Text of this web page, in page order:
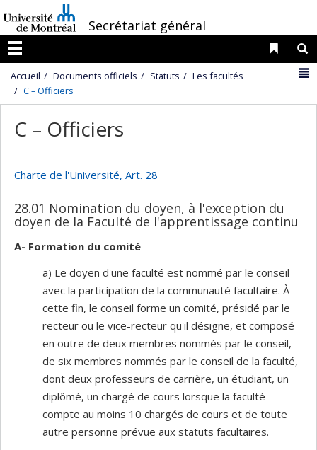
au
contenu
/
Secrétariat général
Menu
Liens
Accueil Documents officiels Statuts
Les facultés
C – Officiers
C – Officiers
Charte de l'Université, Art. 28
28.01 Nomination du doyen, à l'exception du
doyen de la Faculté de l'apprentissage continu
A- Formation du comité
a) Le doyen d'une faculté est nommé par le conseil
avec la participation de la communauté facultaire. À
cette fin, le conseil forme un comité, présidé par le
recteur ou le vice-recteur qu'il désigne, et composé
en outre de deux membres nommés par le conseil,
de six membres nommés par le conseil de la faculté,
dont deux professeurs de carrière, un étudiant, un
diplômé, un chargé de cours lorsque la faculté
compte au moins 10 chargés de cours et de toute
autre personne prévue aux statuts facultaires.